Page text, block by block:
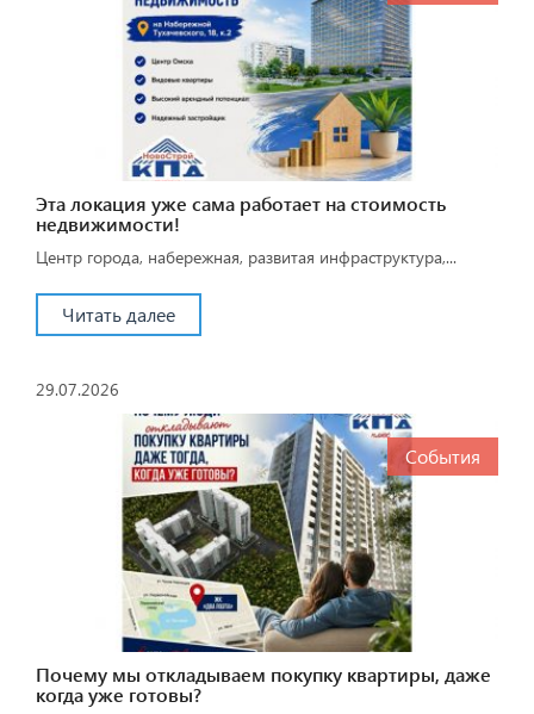
Эта локация уже сама работает на стоимость
недвижимости!
Центр города, набережная, развитая инфраструктура,...
Читать далее
29.07.2026
События
Почему мы откладываем покупку квартиры, даже
когда уже готовы?